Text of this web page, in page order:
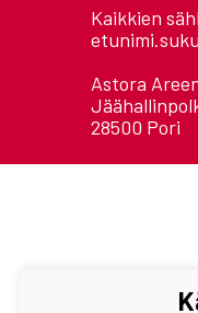
Kaikkien
Astora
28500 Pori